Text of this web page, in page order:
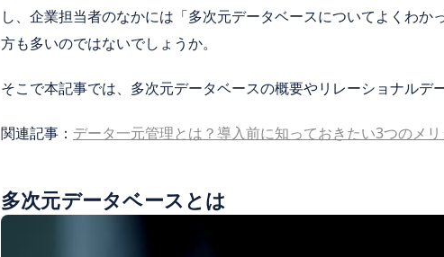
し、企業担当者のなかには「多次元データベースについてよくわ
方も多いのではないでしょうか。
そこで本記事では、多次元データベースの概要やリレーショナルデ
関連記事： データ一元管理とは？導入前に知っておきたい3つのメ
多次元データベースとは